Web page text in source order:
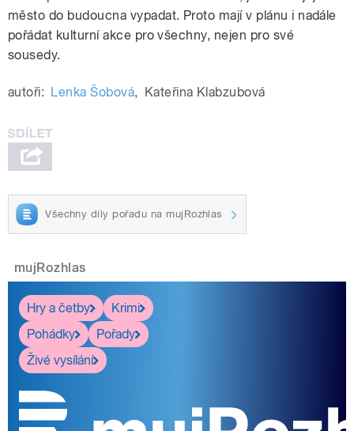
město do budoucna vypadat. Proto mají v plánu i nadále
pořádat kulturní akce pro všechny, nejen pro své
sousedy.
autoři: Lenka Šobová, Kateřina Klabzubová
Všechny díly pořadu na mujRozhlas
mujRozhlas
Hry a četby
Krimi
Pohádky
Pořady
Živé vysílání